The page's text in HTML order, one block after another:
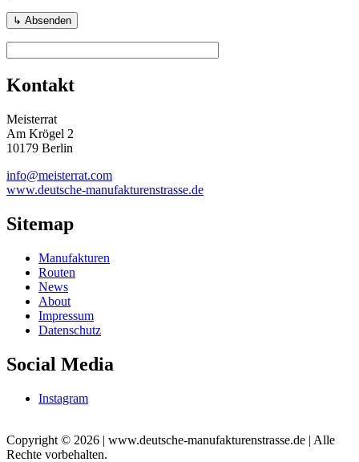
Kontakt
Meisterrat
Am Krögel 2
10179 Berlin
info@meisterrat.com
www.deutsche-manufakturenstrasse.de
Sitemap
Manufakturen
Routen
News
About
Impressum
Datenschutz
Social Media
Instagram
Copyright © 2026 | www.deutsche-manufakturenstrasse.de | Alle
Rechte vorbehalten.